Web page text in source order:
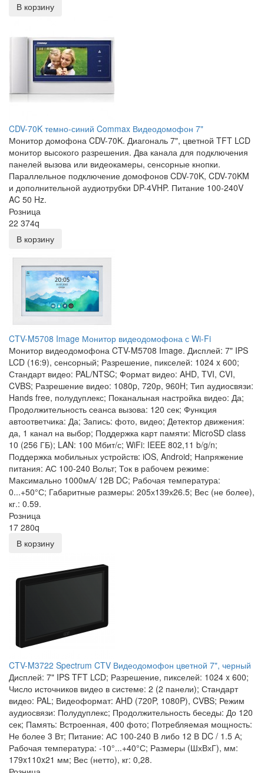
В корзину
CDV-70K темно-синий Commax Видеодомофон 7"
Монитор домофона CDV-70K. Диагональ 7", цветной TFT LCD
монитор высокого разрешения. Два канала для подключения
панелей вызова или видеокамеры, сенсорные кнопки.
Параллельное подключение домофонов CDV-70K, CDV-70KM
и дополнительной аудиотрубки DP-4VHP. Питание 100-240V
AC 50 Hz.
Розница
22 374q
В корзину
CTV-M5708 Image Монитор видеодомофона с Wi-Fi
Монитор видеодомофона CTV-M5708 Image. Дисплей: 7" IPS
LCD (16:9), сенсорный; Разрешение, пикселей: 1024 x 600;
Стандарт видео: PAL/NTSC; Формат видео: AHD, TVI, CVI,
CVBS; Разрешение видео: 1080p, 720р, 960H; Тип аудиосвязи:
Hands free, полудуплекс; Поканальная настройка видео: Да;
Продолжительность сеанса вызова: 120 сек; Функция
автоответчика: Да; Запись: фото, видео; Детектор движения:
да, 1 канал на выбор; Поддержка карт памяти: MicroSD class
10 (256 ГБ); LAN: 100 Мбит/с; WiFi: IEEE 802,11 b/g/n;
Поддержка мобильных устройств: iOS, Android; Напряжение
питания: АС 100-240 Вольт; Ток в рабочем режиме:
Максимально 1000мА/ 12В DC; Рабочая температура:
0...+50°С; Габаритные размеры: 205х139х26.5; Вес (не более),
кг.: 0.59.
Розница
17 280q
В корзину
CTV-M3722 Spectrum CTV Видеодомофон цветной 7", черный
Дисплей: 7" IPS TFT LCD; Разрешение, пикселей: 1024 x 600;
Число источников видео в системе: 2 (2 панели); Стандарт
видео: PAL; Видеоформат: AHD (720P, 1080P), CVBS; Режим
аудиосвязи: Полудуплекс; Продолжительность беседы: До 120
сек; Память: Встроенная, 400 фото; Потребляемая мощность:
Не более 3 Вт; Питание: АС 100-240 В либо 12 В DC / 1.5 А;
Рабочая температура: -10°...+40°С; Размеры (ШхВхГ), мм:
179x110x21 мм; Вес (нетто), кг: 0,28.